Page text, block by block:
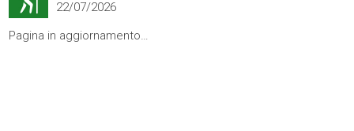
22/07/2026
Pagina in aggiornamento…